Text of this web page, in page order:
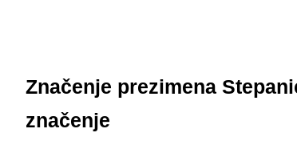
Značenje prezimena
značenje